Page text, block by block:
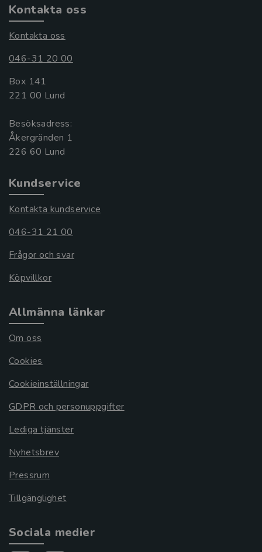
Kontakta oss
Kontakta oss
046-31 20 00
Box 141
221 00 Lund
Besöksadress:
Åkergränden 1
Kundservice
Kontakta kundservice
046-31 21 00
Frågor och svar
Köpvillkor
Allmänna länkar
Om oss
Cookies
Cookieinställningar
GDPR och personuppgifter
Lediga tjänster
Nyhetsbrev
Pressrum
Tillgänglighet
Sociala medier